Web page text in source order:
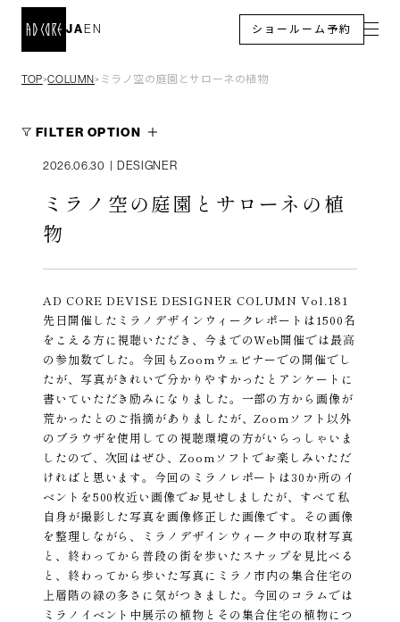
EN
JA ショールーム予約
TOP＞COLUMN＞ ミラノ空の庭園とサローネの植物
FILTER OPTION
2026.06.30 DESIGNER
ミラノ空の庭園とサローネの植
物
AD CORE DEVISE DESIGNER COLUMN Vol.181
先日開催したミラノデザインウィークレポートは1500名
をこえる方に視聴いただき、今までのWeb開催では最高
の参加数でした。今回もZoomウェビナーでの開催でし
たが、写真がきれいで分かりやすかったとアンケートに
書いていただき励みになりました。一部の方から画像が
荒かったとのご指摘がありましたが、Zoomソフト以外
のブラウザを使用しての視聴環境の方がいらっしゃいま
したので、次回はぜひ、Zoomソフトでお楽しみいただ
ければと思います。今回のミラノレポートは30か所のイ
ベントを500枚近い画像でお見せしましたが、すべて私
自身が撮影した写真を画像修正した画像です。その画像
を整理しながら、ミラノデザインウィーク中の取材写真
と、終わってから普段の街を歩いたスナップを見比べる
と、終わってから歩いた写真にミラノ市内の集合住宅の
上層階の緑の多さに気がつきました。今回のコラムでは
ミラノイベント中展示の植物とその集合住宅の植物につ